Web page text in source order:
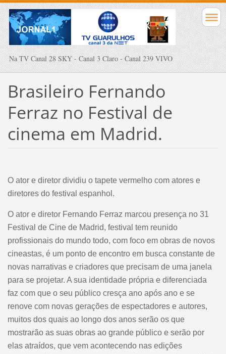
Na TV Canal 28 SKY - Canal 3 Claro - Canal 239 VIVO
Brasileiro Fernando
Ferraz no Festival de
cinema em Madrid.
O ator e diretor dividiu o tapete vermelho com atores e
diretores do festival espanhol.
O ator e diretor Fernando Ferraz marcou presença no 31
Festival de Cine de Madrid, festival tem reunido
profissionais do mundo todo, com foco em obras de novos
cineastas, é um ponto de encontro em busca constante de
novas narrativas e criadores que precisam de uma janela
para se projetar. A sua identidade própria e diferenciada
faz com que o seu público cresça ano após ano e se
renove com novas gerações de espectadores e autores,
muitos dos quais ao longo dos anos serão os que
mostrarão as suas obras ao grande público e serão por
elas atraídos, que vem acontecendo nas edições